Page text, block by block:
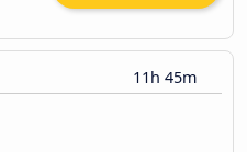
11h 45m